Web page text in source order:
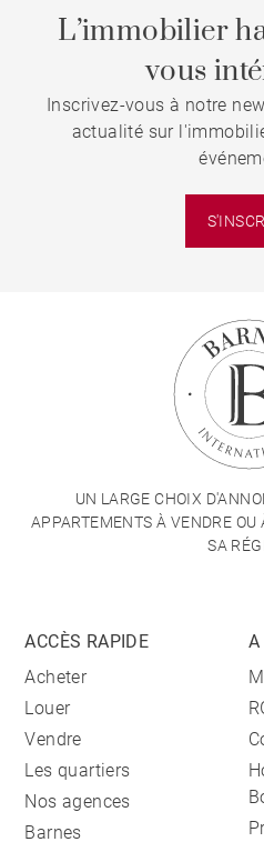
L’immobilier
vous
Inscrivez-vous à notre
actualité sur
UN LARGE CHOIX
APPARTEMENTS À VENDRE OU
SA
ACCÈS RAPIDE
Acheter
Louer
Vendre
Les quartiers
Nos agences
Barnes
A